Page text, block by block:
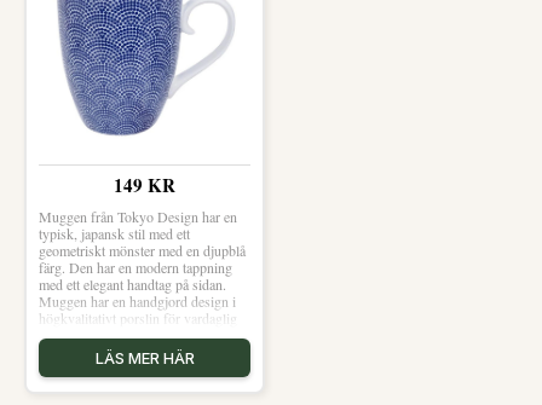
149 KR
Muggen från Tokyo Design har en
typisk, japansk stil med ett
geometriskt mönster med en djupblå
färg. Den har en modern tappning
med ett elegant handtag på sidan.
Muggen har en handgjord design i
högkvalitativt porslin för vardaglig
användning. Matcha med enfärgat
porslin för en mer enkel stil eller
satsa på olika kombinationer för att
skapa en mer personlig dukning. Om
LÄS MER HÄR